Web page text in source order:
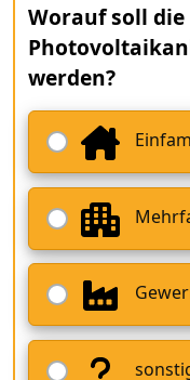
Worauf soll die
werden?